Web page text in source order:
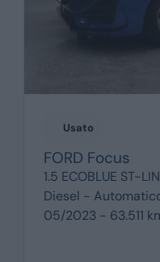
Usato
FORD Focus
1.5 ECOBLUE ST-
Diesel -
05/2023 - 63.511